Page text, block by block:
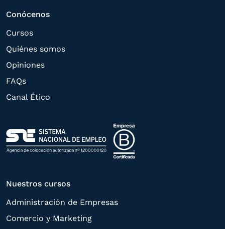
Conócenos
Cursos
Quiénes somos
Opiniones
FAQs
Canal Ético
Nuestros cursos
Administración de Empresas
Comercio y Marketing